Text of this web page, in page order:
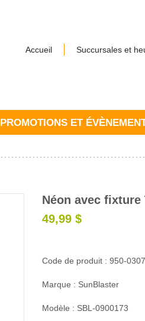
Accueil Succursales et
PROMOTIONS ET
Néon avec fixture
49,99 $
Code de produit : 950-0307
Marque : SunBlaster
Modèle : SBL-0900173